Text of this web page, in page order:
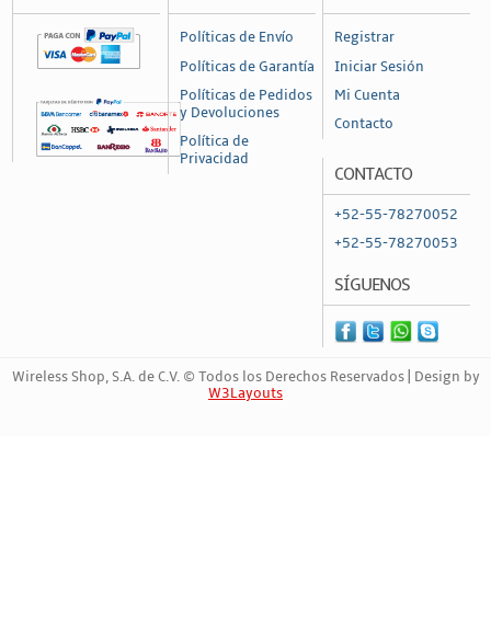
Políticas de Envío
Políticas de Garantía
Políticas de Pedidos
y Devoluciones
Política de
Privacidad
Registrar
Iniciar Sesión
Mi Cuenta
Contacto
CONTACTO
+52-55-78270052
+52-55-78270053
SÍGUENOS
Wireless Shop, S.A. de C.V. © Todos los Derechos Reservados | Design by
W3Layouts